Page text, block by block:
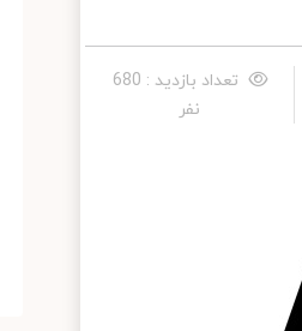
تعداد بازدید : 680
نفر